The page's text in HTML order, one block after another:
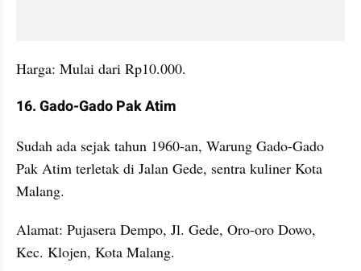
Harga: Mulai dari Rp10.000.
16. Gado-Gado Pak Atim
Sudah ada sejak tahun 1960-an, Warung Gado-Gado
Pak Atim terletak di Jalan Gede, sentra kuliner Kota
Malang.
Alamat: Pujasera Dempo, Jl. Gede, Oro-oro Dowo,
Kec. Klojen, Kota Malang.